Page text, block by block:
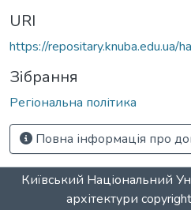
URI
https://
Зібрання
Регіональна політика
Повна інформація про
Київський Національний
архітектури